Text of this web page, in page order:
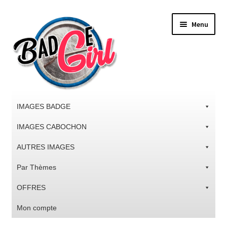
la
navigation
contenu
Menu
IMAGES BADGE
IMAGES CABOCHON
AUTRES IMAGES
Par Thèmes
OFFRES
Mon compte